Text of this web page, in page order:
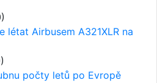
létat Airbusem A321XLR na
počty letů po Evropě